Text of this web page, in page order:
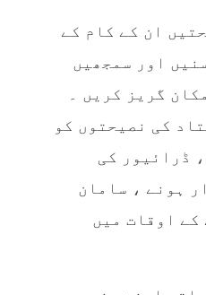
ان کے کام کے
اور سمجھیں
گریز کریں ۔
کی نصیحتوں کو
، ڈرائیور کی
ہونے ، سامان
کے اوقات میں